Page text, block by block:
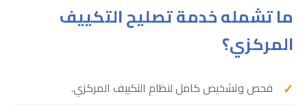
ما تشمله خدمة تصليح التكييف
المركزي؟
فحص وتشخيص كامل لنظام التكييف المركزي.